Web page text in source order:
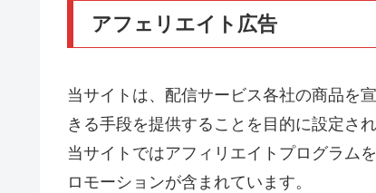
アフェリエイト広告
当サイトは、配信サービス各社の商品を
きる手段を提供することを目的に設定さ
当サイトではアフィリエイトプログラム
ロモーションが含まれています。